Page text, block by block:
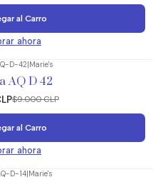
al Carro
ahora
D-42|Marie's
AQ D 42
$9.000 CLP
al Carro
ahora
D-14|Marie's